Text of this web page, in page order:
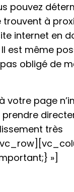
pouvez
trouvent à
internet en
est même
obligé de
votre page
prendre
très
»]